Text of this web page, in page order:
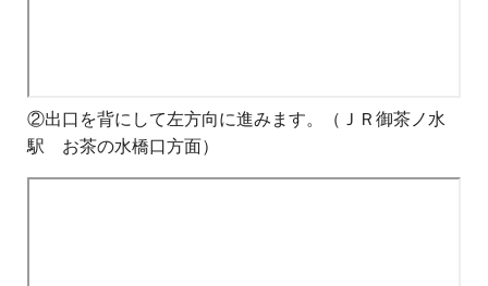
②出口を背にして左方向に進みます。（ＪＲ御茶ノ水
駅 お茶の水橋口方面）